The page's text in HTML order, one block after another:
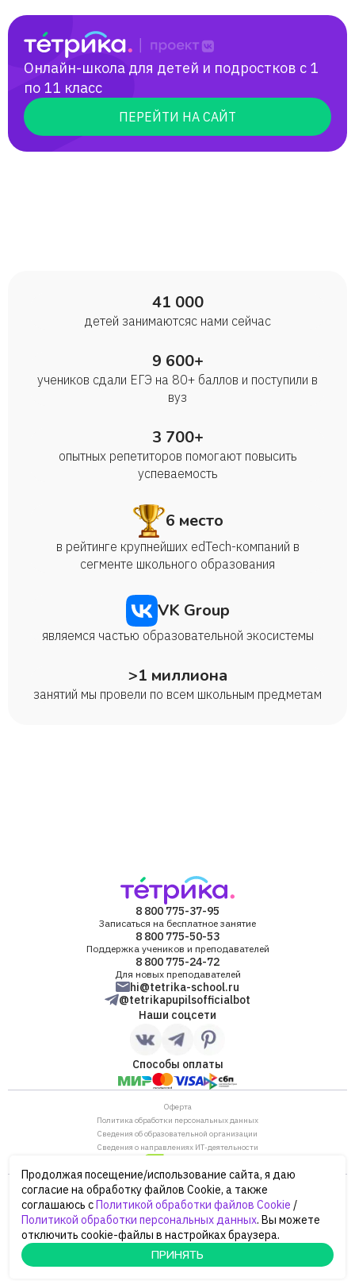
Онлайн-школа для детей и подростков с 1
по 11 класс
ПЕРЕЙТИ НА САЙТ
41 000
детей занимаются с нами сейчас
9 600+
учеников сдали ЕГЭ на 80+ баллов и поступили в
вуз
3 700+
опытных репетиторов помогают повысить
успеваемость
6 место
в рейтинге крупнейших edTech-компаний в
сегменте школьного образования
VK Group
являемся частью образовательной экосистемы
>1 миллиона
занятий мы провели по всем школьным предметам
8 800 775-37-95
Записаться на бесплатное занятие
8 800 775-50-53
Поддержка учеников и преподавателей
8 800 775-24-72
Для новых преподавателей
hi@tetrika-school.ru
@tetrikapupilsofficialbot
Наши соцсети
Способы оплаты
Оферта
Политика обработки персональных данных
Сведения об образовательной организации
Сведения о направлениях ИТ-деятельности
ОГРН: 1187746880530
ИНН/КПП: 7702446568/770901001
105120, г. Москва, ул. Нижняя Сыромятническая,
дом 10, строение 12, этаж 4
Сайт Минпросвещения России
Сайт Минобрнауки России
© 2026 Тетрика, ООО «ПРЕПРЕП.РУ»
Продолжая посещение/использование сайта, я даю
согласие на обработку файлов Cookie, а также
соглашаюсь сПолитикой обработки файлов Cookie /
Политикой обработки персональных данных. Вы можете
отключить cookie-файлы в настройках браузера.
ПРИНЯТЬ